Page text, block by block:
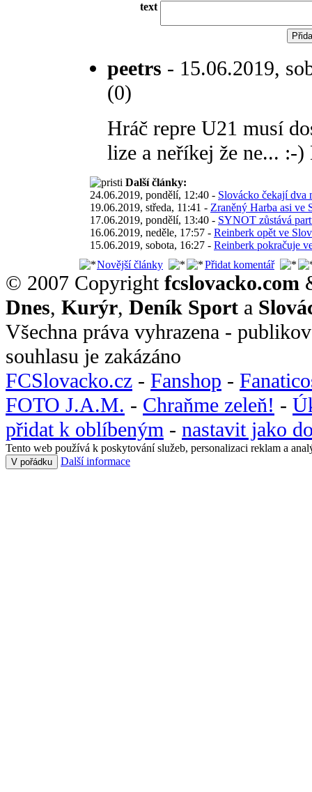
text
peetrs - 15.06.2019,
(0)
Hráč repre U21 musí
lize a neříkej že ne... :-
Další články:
24.06.2019, pondělí, 12:40 - Slovácko čekají dva
19.06.2019, středa, 11:41 - Zraněný Harba asi ve
17.06.2019, pondělí, 13:40 - SYNOT zůstává
16.06.2019, neděle, 17:57 - Reinberk opět ve
15.06.2019, sobota, 16:27 - Reinberk pokračuje
Novější články
Přidat komentář
© 2007 Copyright fcslovacko.com
Dnes, Kurýr, Deník Sport a
Všechna práva vyhrazena -
souhlasu je zakázáno
FCSlovacko.cz - Fanshop -
FOTO J.A.M. - Chraňme zeleň! -
přidat k oblíbeným - nastavit jako
Tento web používá k poskytování služeb, personalizaci reklam a
V pořádku Další informace